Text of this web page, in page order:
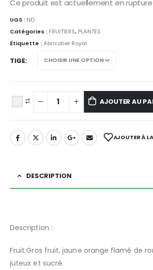
Ce produit est actuellement en
UGS : ND
Catégories : FRUITIERS, PLANTES
Étiquette :Abricotier Royal
TIGE
AJOUTER AU
AJOUTER À
DESCRIPTION
Description :
Fruit:Gros fruit, jaune orange flamé de
juteux et sucré.